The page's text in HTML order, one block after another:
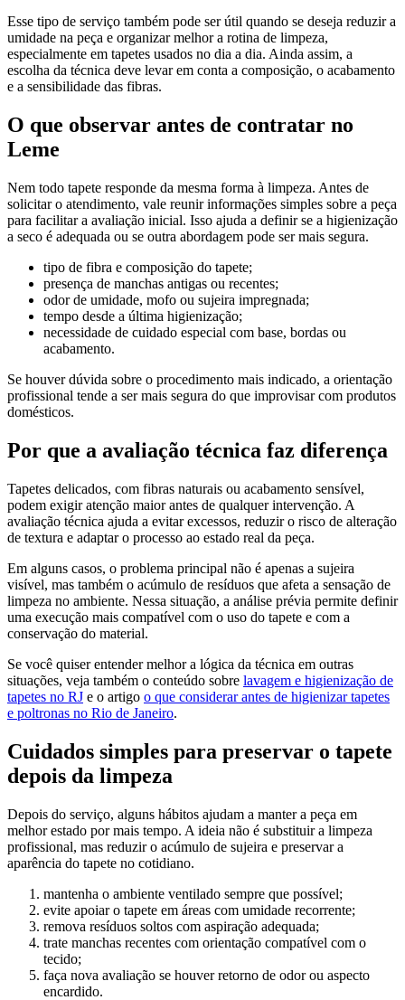
Esse tipo de serviço também pode ser útil quando se deseja reduzir a
umidade na peça e organizar melhor a rotina de limpeza,
especialmente em tapetes usados no dia a dia. Ainda assim, a
escolha da técnica deve levar em conta a composição, o acabamento
e a sensibilidade das fibras.
O que observar antes de contratar no
Leme
Nem todo tapete responde da mesma forma à limpeza. Antes de
solicitar o atendimento, vale reunir informações simples sobre a peça
para facilitar a avaliação inicial. Isso ajuda a definir se a higienização
a seco é adequada ou se outra abordagem pode ser mais segura.
tipo de fibra e composição do tapete;
presença de manchas antigas ou recentes;
odor de umidade, mofo ou sujeira impregnada;
tempo desde a última higienização;
necessidade de cuidado especial com base, bordas ou
acabamento.
Se houver dúvida sobre o procedimento mais indicado, a orientação
profissional tende a ser mais segura do que improvisar com produtos
domésticos.
Por que a avaliação técnica faz diferença
Tapetes delicados, com fibras naturais ou acabamento sensível,
podem exigir atenção maior antes de qualquer intervenção. A
avaliação técnica ajuda a evitar excessos, reduzir o risco de alteração
de textura e adaptar o processo ao estado real da peça.
Em alguns casos, o problema principal não é apenas a sujeira
visível, mas também o acúmulo de resíduos que afeta a sensação de
limpeza no ambiente. Nessa situação, a análise prévia permite definir
uma execução mais compatível com o uso do tapete e com a
conservação do material.
Se você quiser entender melhor a lógica da técnica em outras
situações, veja também o conteúdo sobre lavagem e higienização de
tapetes no RJ e o artigo o que considerar antes de higienizar tapetes
e poltronas no Rio de Janeiro.
Cuidados simples para preservar o tapete
depois da limpeza
Depois do serviço, alguns hábitos ajudam a manter a peça em
melhor estado por mais tempo. A ideia não é substituir a limpeza
profissional, mas reduzir o acúmulo de sujeira e preservar a
aparência do tapete no cotidiano.
mantenha o ambiente ventilado sempre que possível;
evite apoiar o tapete em áreas com umidade recorrente;
remova resíduos soltos com aspiração adequada;
trate manchas recentes com orientação compatível com o
tecido;
faça nova avaliação se houver retorno de odor ou aspecto
encardido.